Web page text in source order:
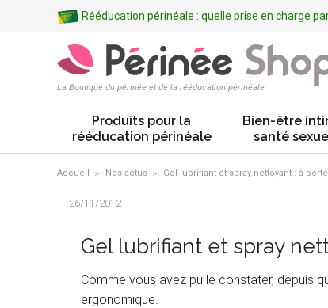
Rééducation périnéale : quelle prise en charge
La Boutique du périnée et de la rééducation périnéale
Produits pour la
rééducation périnéale
Bien-être
santé
Accueil Nos actus Gel lubrifiant et spray nettoyant : à
26/11/2012
Gel lubrifiant et spray
Comme vous avez pu le constater, depuis
ergonomique.